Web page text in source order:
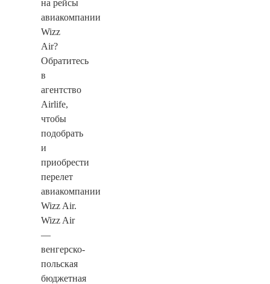
на рейсы
авиакомпании
Wizz
Air?
Обратитесь
в
агентство
Airlife,
чтобы
подобрать
и
приобрести
перелет
авиакомпании
Wizz Air.
Wizz Air
—
венгерско-
польская
бюджетная